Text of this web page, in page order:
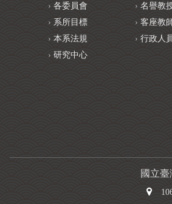
各委員會
系所目標
本系法規
研究中心
名譽教
客座教
行政人
國立